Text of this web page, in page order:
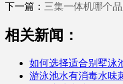
下一篇： 三集一体机哪个品
相关新闻：
如何选择适合别墅泳
游泳池水有消毒水味